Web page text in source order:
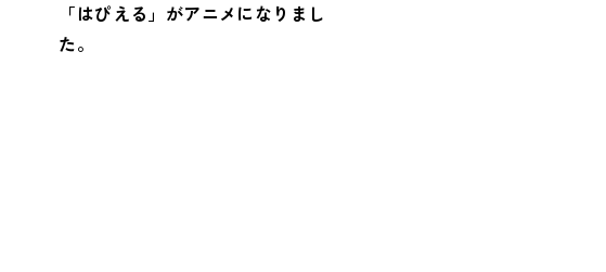
「はぴえる」がアニメになりまし
た。